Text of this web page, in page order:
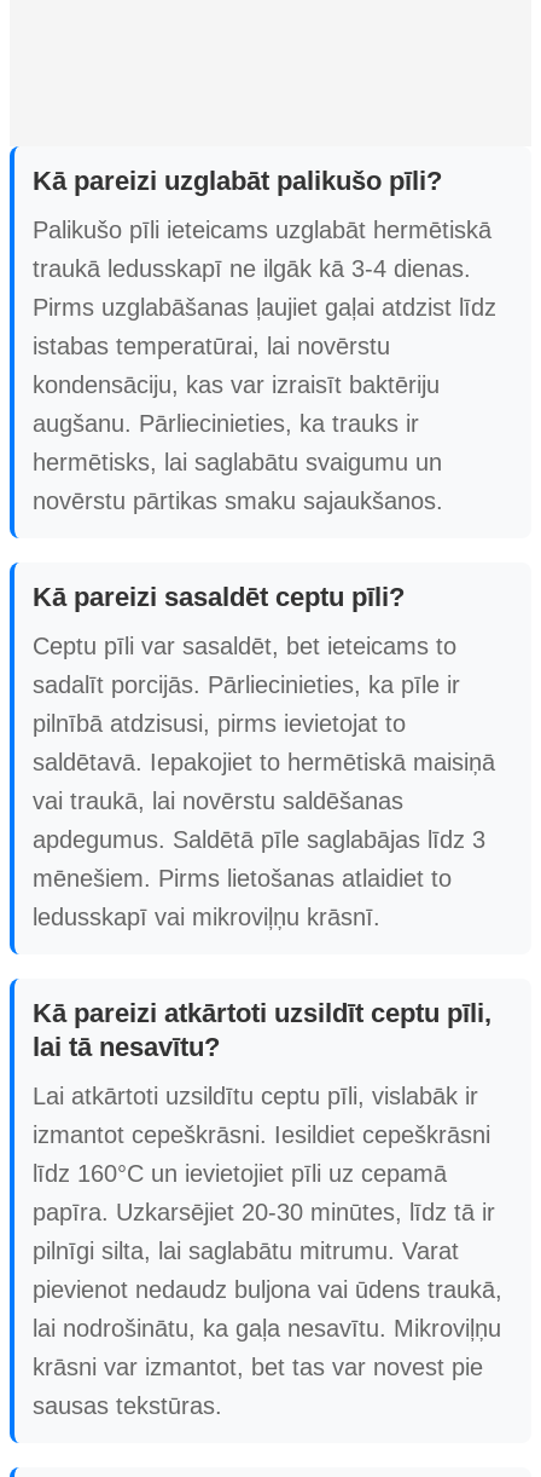
Kā pareizi uzglabāt palikušo pīli?
Palikušo pīli ieteicams uzglabāt hermētiskā
traukā ledusskapī ne ilgāk kā 3-4 dienas.
Pirms uzglabāšanas ļaujiet gaļai atdzist līdz
istabas temperatūrai, lai novērstu
kondensāciju, kas var izraisīt baktēriju
augšanu. Pārliecinieties, ka trauks ir
hermētisks, lai saglabātu svaigumu un
novērstu pārtikas smaku sajaukšanos.
Kā pareizi sasaldēt ceptu pīli?
Ceptu pīli var sasaldēt, bet ieteicams to
sadalīt porcijās. Pārliecinieties, ka pīle ir
pilnībā atdzisusi, pirms ievietojat to
saldētavā. Iepakojiet to hermētiskā maisiņā
vai traukā, lai novērstu saldēšanas
apdegumus. Saldētā pīle saglabājas līdz 3
mēnešiem. Pirms lietošanas atlaidiet to
ledusskapī vai mikroviļņu krāsnī.
Kā pareizi atkārtoti uzsildīt ceptu pīli,
lai tā nesavītu?
Lai atkārtoti uzsildītu ceptu pīli, vislabāk ir
izmantot cepeškrāsni. Iesildiet cepeškrāsni
līdz 160°C un ievietojiet pīli uz cepamā
papīra. Uzkarsējiet 20-30 minūtes, līdz tā ir
pilnīgi silta, lai saglabātu mitrumu. Varat
pievienot nedaudz buljona vai ūdens traukā,
lai nodrošinātu, ka gaļa nesavītu. Mikroviļņu
krāsni var izmantot, bet tas var novest pie
sausas tekstūras.